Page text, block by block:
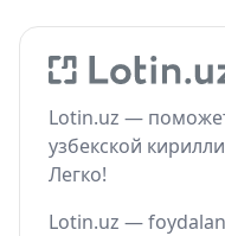
Lotin.uz —
узбекской
Легко!
Lotin.uz —